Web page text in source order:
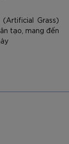
Grass)
tạo, mang đến